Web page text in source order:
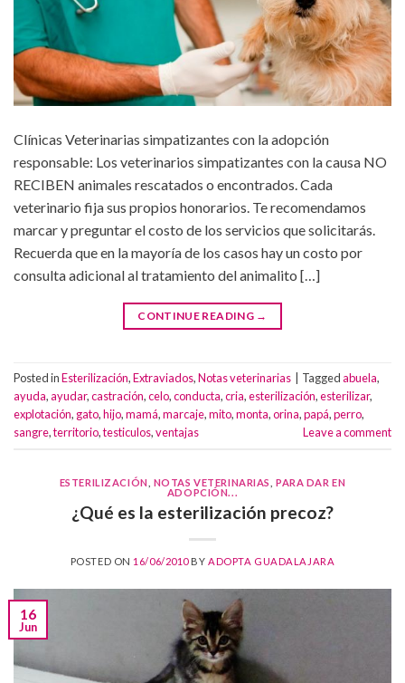
Clínicas Veterinarias simpatizantes con la adopción
responsable: Los veterinarios simpatizantes con la causa NO
RECIBEN animales rescatados o encontrados. Cada
veterinario fija sus propios honorarios. Te recomendamos
marcar y preguntar el costo de los servicios que solicitarás.
Recuerda que en la mayoría de los casos hay un costo por
consulta adicional al tratamiento del animalito […]
CONTINUE READING →
Posted inEsterilización,Extraviados,Notas veterinarias Taggedabuela,
ayuda,ayudar,castración,celo,conducta,cria,esterilización,esterilizar,
explotación, gato,hijo,mamá,marcaje,mito,monta,orina,papá,perro,
sangre,territorio,testiculos,ventajas Leave a comment
ESTERILIZACIÓN NOTAS VETERINARIAS
PARA DAR EN
ADOPCIÓN...
¿Qué es la esterilización precoz?
POSTED ON 16/06/2010BYADOPTA GUADALAJARA
16
Jun